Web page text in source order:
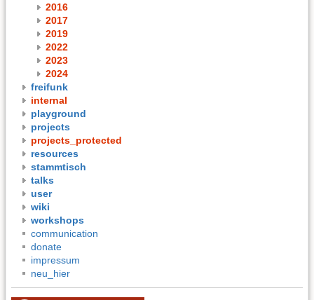
2016
2017
2019
2022
2023
2024
freifunk
internal
playground
projects
projects_protected
resources
stammtisch
talks
user
wiki
workshops
communication
donate
impressum
neu_hier